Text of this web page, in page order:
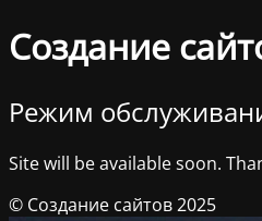
Создание
Режим
Site will be available soon.
© Создание сайтов 2025